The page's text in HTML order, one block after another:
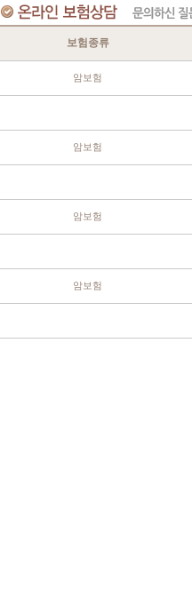
보험종류
암보험
암보험
암보험
암보험